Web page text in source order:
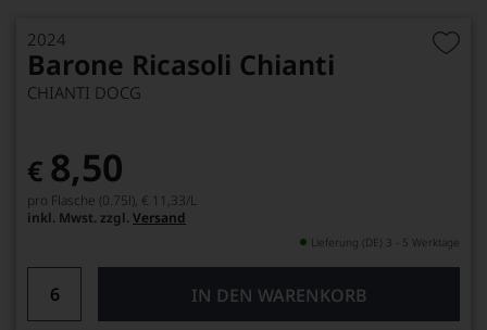
2024
Barone Ricasoli Chianti
CHIANTI DOCG
€ 8,50
pro Flasche (0.75l), € 11,33/L
inkl. Mwst. zzgl. Versand
Lieferung (DE) 3 - 5 Werktage
IN DEN WARENKORB